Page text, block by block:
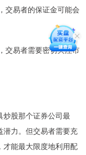
交易者的保证金可能会
交易者需要密切关注市
炒股那个证券公司最
潜力。但交易者需要充
才能最大限度地利用配